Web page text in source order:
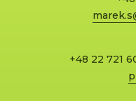
+48 22 721